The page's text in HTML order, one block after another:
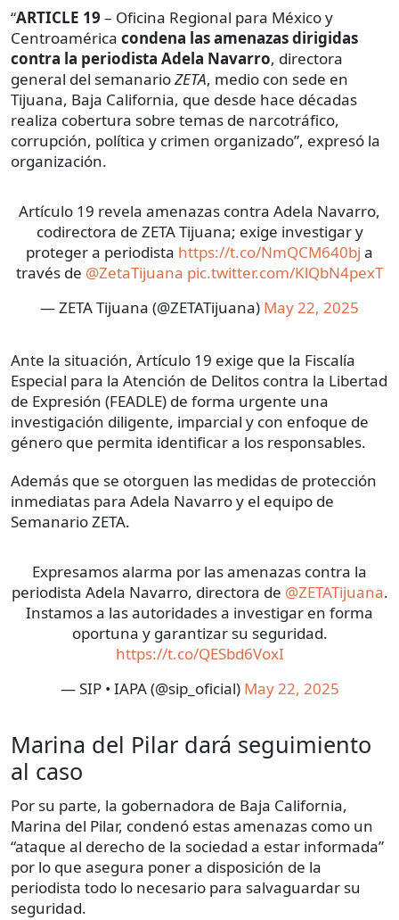
“ARTICLE 19 – Oficina Regional para México y
Centroamérica condena las amenazas dirigidas
contra la periodista Adela Navarro, directora
general del semanarioZETA, medio con sede en
Tijuana, Baja California, que desde hace décadas
realiza cobertura sobre temas de narcotráfico,
corrupción, política y crimen organizado”, expresó la
organización.
Artículo 19 revela amenazas contra Adela Navarro,
codirectora de ZETA Tijuana; exige investigar y
proteger a periodista https://t.co/NmQCM640bj a
través de @ZetaTijuana pic.twitter.com/KlQbN4pexT
— ZETA Tijuana (@ZETATijuana) May 22, 2025
Ante la situación, Artículo 19 exige que la Fiscalía
Especial para la Atención de Delitos contra la Libertad
de Expresión (FEADLE) de forma urgente una
investigación diligente, imparcial y con enfoque de
género que permita identificar a los responsables.
Además que se otorguen las medidas de protección
inmediatas para Adela Navarro y el equipo de
Semanario ZETA.
Expresamos alarma por las amenazas contra la
periodista Adela Navarro, directora de @ZETATijuana.
Instamos a las autoridades a investigar en forma
oportuna y garantizar su seguridad.
https://t.co/QESbd6VoxI
— SIP • IAPA (@sip_oficial) May 22, 2025
Marina del Pilar dará seguimiento
al caso
Por su parte, la gobernadora de Baja California,
Marina del Pilar, condenó estas amenazas como un
“ataque al derecho de la sociedad a estar informada”
por lo que asegura poner a disposición de la
periodista todo lo necesario para salvaguardar su
seguridad.